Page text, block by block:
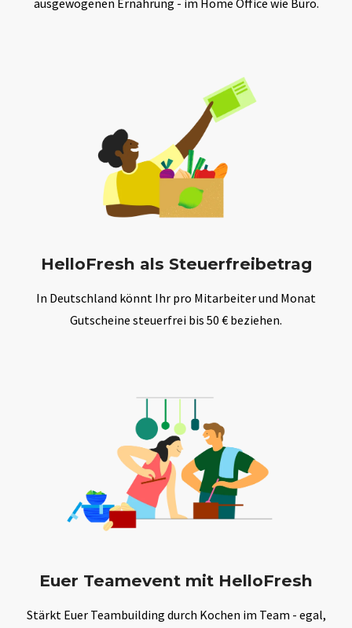
HelloFresh als Steuerfreibetrag
In Deutschland könnt Ihr pro Mitarbeiter und Monat
Gutscheine steuerfrei bis 50 € beziehen.
Euer Teamevent mit HelloFresh
Stärkt Euer Teambuilding durch Kochen im Team - egal,